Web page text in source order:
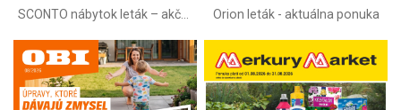
Orion leták - aktuálna ponuka